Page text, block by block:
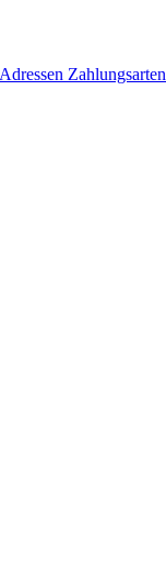
Adressen Zahlungsarten